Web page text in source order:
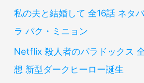
私の夫と結婚して 全16話 ネタ
ラ パク・ミニョン
Netflix 殺人者のパラドックス
想 新型ダークヒーロー誕生